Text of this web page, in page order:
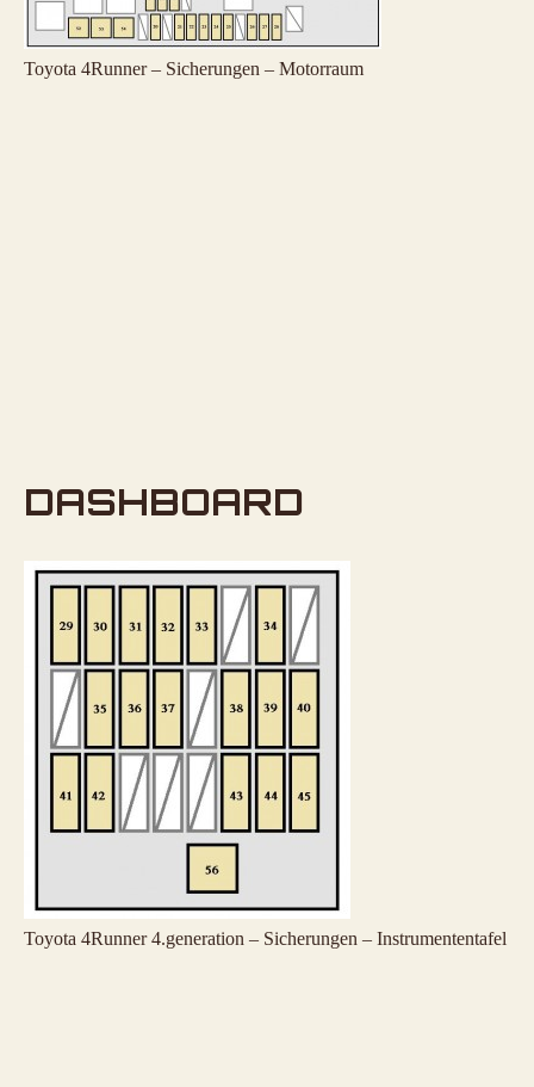
Toyota 4Runner – Sicherungen – Motorraum
DASHBOARD
Toyota 4Runner 4.generation – Sicherungen – Instrumententafel